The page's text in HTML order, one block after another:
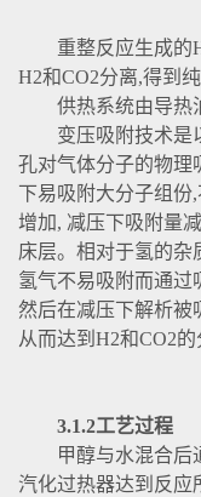
重整反应生成的
H2和CO2分离,得到
供热系统由导热
变压吸附技术是
孔对气体分子的物理
下易吸附大分子组份
增加, 减压下吸附量
床层。相对于氢的杂
氢气不易吸附而通过
然后在减压下解析被
从而达到H2和CO2的
3.1.2工艺过程
甲醇与水混合后
汽化过热器达到反应